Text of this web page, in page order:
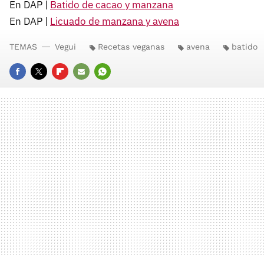
En DAP | Batido de cacao y manzana
En DAP | Licuado de manzana y avena
FACEBOOK
TWITTERFLIPBOARD
E-
MAIL
WHATSAPP
TEMAS Vegui Recetas veganas avena batido